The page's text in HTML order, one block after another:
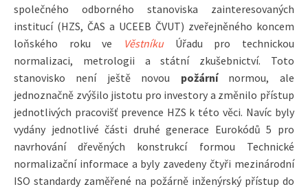
společného odborného stanoviska zainteresovaných
institucí (HZS, ČAS a UCEEB ČVUT) zveřejněného koncem
loňského roku ve
VěstníkuÚřadu pro technickou
normalizaci, metrologii a státní zkušebnictví. Toto
stanovisko není ještě novou požárnínormou, ale
jednoznačně zvýšilo jistotu pro investory a změnilo přístup
jednotlivých pracovišť prevence HZS k této věci. Navíc byly
vydány jednotlivé části druhé generace Eurokódů 5 pro
navrhování dřevěných konstrukcí formou Technické
normalizační informace a byly zavedeny čtyři mezinárodní
ISO standardy zaměřené na požárně inženýrský přístup do